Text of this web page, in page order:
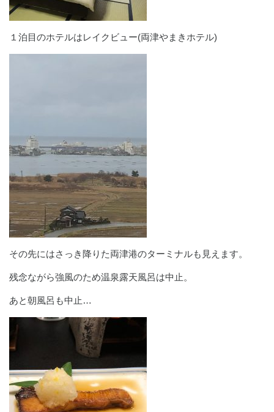
１泊目のホテルはレイクビュー(両津やまきホテル)
その先にはさっき降りた両津港のターミナルも見えます。
残念ながら強風のため温泉露天風呂は中止。
あと朝風呂も中止…